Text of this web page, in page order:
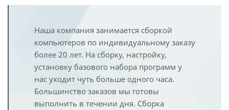
Наша компания занимается сборкой
компьютеров по индивидуальному заказу
более 20 лет. На сборку, настройку,
установку базового набора программ у
нас уходит чуть больше одного часа.
Большинство заказов мы готовы
выполнить в течении дня. Сборка